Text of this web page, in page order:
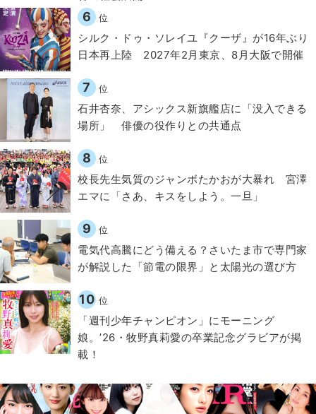
6 位
シルク・ドゥ・ソレイユ『クーザ』が16年ぶり
日本再上陸 2027年2月東京、8月大阪で開催
7 位
石井杏奈、アシックス新旗艦店に「没入できる
場所」 俳優の役作りとの共通点
8 位
校長先生気質のジャンボたかおが大暴れ 宮澤
エマに「さあ、キスをしよう。一旦」
9 位
電気代高騰にどう備える？さいたま市で専門家
が解説した「節電の限界」と太陽光の選び方
10 位
「週刊少年チャンピオン」にモーニング
娘。’26・牧野真莉愛の卒業記念グラビアが掲
載！